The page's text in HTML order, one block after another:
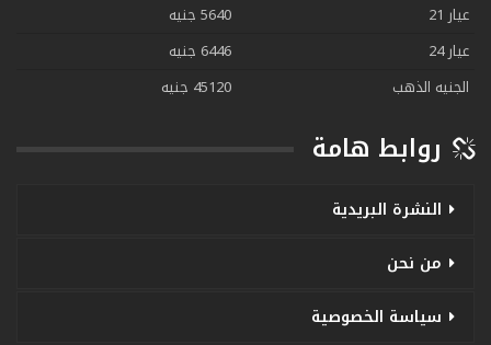
عيار 21
5640 جنيه
عيار 24
6446 جنيه
الجنيه الذهب
45120 جنيه
روابط هامة
النشرة البريدية
من نحن
سياسة الخصوصية